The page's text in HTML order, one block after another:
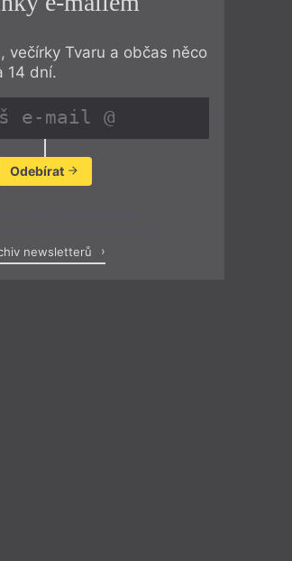
večírky Tvaru a občas něco
14 dní.
Odebírat
newsletterů